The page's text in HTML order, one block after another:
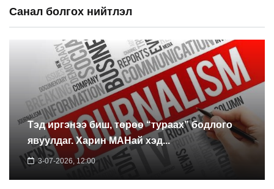
Санал болгох нийтлэл
Тэд иргэнээ биш, төрөө “тураах” бодлого
явуулдаг. Харин МАНай хэд...
3-07-2026, 12:00